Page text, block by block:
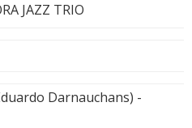
JAZZ TRIO
Darnauchans) -